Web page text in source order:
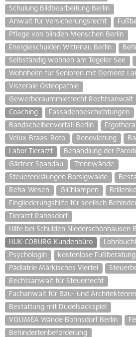
Schulung Bildbearbeitung Berlin
Anwalt für Versicherungsrecht
Pflege von blinden Menschen Berlin
Energieschulden Wittenau Berlin
Selbständig wohnen am Tegeler See
Wohnheim für Senioren mit Demenz
Viszerale Osteopathie
Gewerberaummietrecht Rechtsanwalt
Coaching
Fassadenbeschichtungen
Bandscheibenvorfall Berlin
Velux-Braas-Roto
Renovierung
Labor Tierarzt
Behandlung der
Gärtner Spandau
Trennwände
Steuererkläungen Borsigwalde
Reha-Wesen
Glühlampen
Eingliederungshilfe für seelisch
Tierarzt Rahnsdorf
Hilfe bei Schulden Niederschönhausen
HUK-COBURG Kundenbüro
Psychologin
kostenlose Fußberatung
Pädiatrie Märkisches Viertel
Rechtsanwalt für Steuerrecht
Fachanwalt für Bau- und
Bestattung mit Dudelsackspiel
VOLIMEA Wände Bohnsdorf Berlin
Behindertenbeförderung